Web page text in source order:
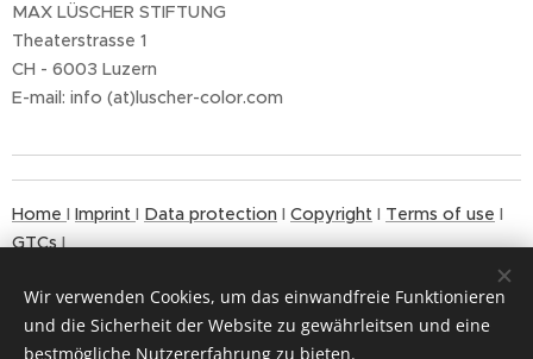
MAX LÜSCHER STIFTUNG
Theaterstrasse 1
CH - 6003 Luzern
E-mail: info (at)luscher-color.com
Home I Imprint I Data protection I Copyright I Terms of use I
GTCsI
Wir verwenden Cookies, um das einwandfreie Funktionieren
und die Sicherheit der Website zu gewährleitsen und eine
bestmögliche Nutzererfahrung zu bieten.